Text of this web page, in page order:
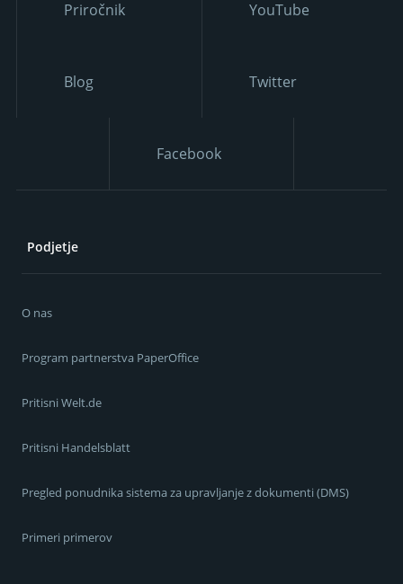
Priročnik YouTube
Blog Twitter
Facebook
Podjetje
O nas
Program partnerstva PaperOffice
Pritisni Welt.de
Pritisni Handelsblatt
Pregled ponudnika sistema za upravljanje z dokumenti (DMS)
Primeri primerov